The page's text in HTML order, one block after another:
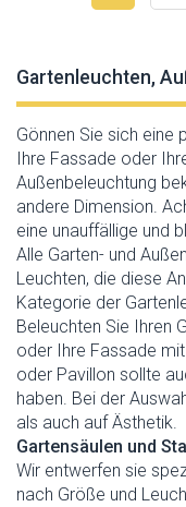
Gartenleuchten,
Gönnen Sie sich eine
Ihre Fassade oder
Außenbeleuchtung
andere Dimension.
eine unauffällige und
Alle Garten- und
Leuchten, die diese
Kategorie der
Beleuchten Sie Ihren
oder Ihre Fassade
oder Pavillon sollte
haben. Bei der
als auch auf Ästhetik.
Gartensäulen und
Wir entwerfen sie
nach Größe und